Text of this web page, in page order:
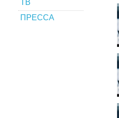
ТВ
ПРЕССА